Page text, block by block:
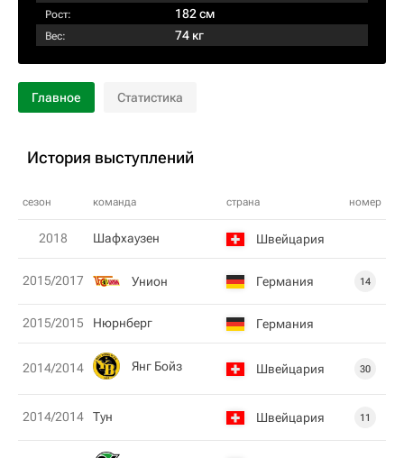
Рост: 182 см
Вес: 74 кг
Главное Статистика
История выступлений
сезон команда страна номер
2018 Шафхаузен Швейцария
2015/2017 Унион Германия 14
2015/2015 Нюрнберг Германия
2014/2014 Янг Бойз Швейцария 30
2014/2014 Тун Швейцария 11